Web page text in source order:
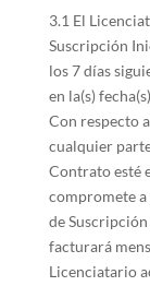
3.1 El
Suscripción
los 7 días
en la(s)
Con respecto
cualquier
Contrato esté
compromete a
de
facturará
Licenciatario